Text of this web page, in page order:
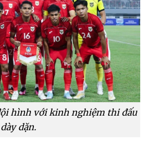
hình với kinh nghiệm thi đấu
dày dặn.